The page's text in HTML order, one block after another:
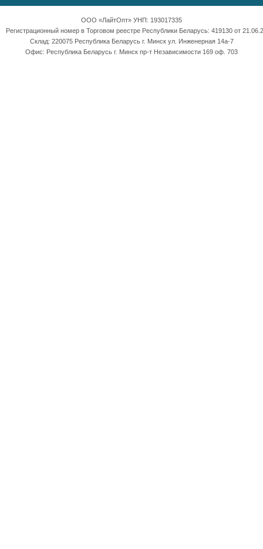
ООО «ЛайтОпт» УНП: 193017335
Регистрационный номер в Торговом реестре Республики Беларусь: 419130 от
Склад: 220075 Республика Беларусь г. Минск ул. Инженерная 14а-7
Офис: Республика Беларусь г. Минск пр-т Независимости 169 оф. 703